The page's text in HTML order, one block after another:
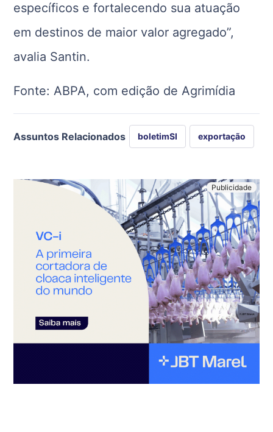
específicos e fortalecendo sua atuação
em destinos de maior valor agregado”,
avalia Santin.
Fonte: ABPA, com edição de Agrimídia
Assuntos Relacionados boletimSI exportação